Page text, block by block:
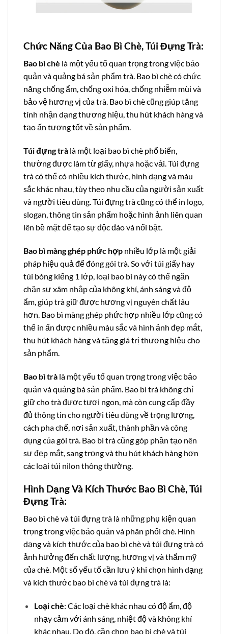
Chức Năng Của Bao Bì Chè, Túi Đựng Trà:
Bao bì chè là một yếu tố quan trọng trong việc bảo
quản và quảng bá sản phẩm trà. Bao bì chè có chức
năng chống ẩm, chống oxi hóa, chống nhiễm mùi và
bảo vệ hương vị của trà. Bao bì chè cũng giúp tăng
tính nhận dạng thương hiệu, thu hút khách hàng và
tạo ấn tượng tốt về sản phẩm.
Túi đựng trà là một loại bao bì chè phổ biến,
thường được làm từ giấy, nhựa hoặc vải. Túi đựng
trà có thể có nhiều kích thước, hình dạng và màu
sắc khác nhau, tùy theo nhu cầu của người sản xuất
và người tiêu dùng. Túi đựng trà cũng có thể in logo,
slogan, thông tin sản phẩm hoặc hình ảnh liên quan
lên bề mặt để tạo sự độc đáo và nổi bật.
Bao bì màng ghép phức hợp nhiều lớp là một giải
pháp hiệu quả để đóng gói trà. So với túi giấy hay
túi bóng kiếng 1 lớp, loại bao bì này có thể ngăn
chặn sự xâm nhập của không khí, ánh sáng và độ
ẩm, giúp trà giữ được hương vị nguyên chất lâu
hơn. Bao bì màng ghép phức hợp nhiều lớp cũng có
thể in ấn được nhiều màu sắc và hình ảnh đẹp mắt,
thu hút khách hàng và tăng giá trị thương hiệu cho
sản phẩm.
Bao bì trà là một yếu tố quan trọng trong việc bảo
quản và quảng bá sản phẩm. Bao bì trà không chỉ
giữ cho trà được tươi ngon, mà còn cung cấp đầy
đủ thông tin cho người tiêu dùng về trọng lượng,
cách pha chế, nơi sản xuất, thành phần và công
dụng của gói trà. Bao bì trà cũng góp phần tạo nên
sự đẹp mắt, sang trọng và thu hút khách hàng hơn
các loại túi nilon thông thường.
Hình Dạng Và Kích Thước Bao Bì Chè, Túi
Đựng Trà:
Bao bì chè và túi đựng trà là những phụ kiện quan
trọng trong việc bảo quản và phân phối chè. Hình
dạng và kích thước của bao bì chè và túi đựng trà có
ảnh hưởng đến chất lượng, hương vị và thẩm mỹ
của chè. Một số yếu tố cần lưu ý khi chọn hình dạng
và kích thước bao bì chè và túi đựng trà là:
Loại chè: Các loại chè khác nhau có độ ẩm, độ
nhạy cảm với ánh sáng, nhiệt độ và không khí
khác nhau. Do đó, cần chọn bao bì chè và túi